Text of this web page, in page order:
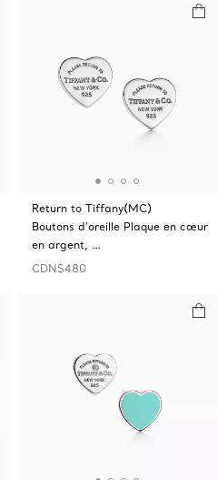
Return to Tiffany(MC)
Boutons d’oreille Plaque en cœur
en argent, …
CDN$480